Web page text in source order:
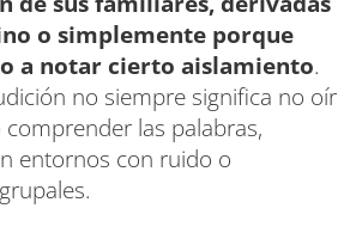
o simplemente porque
a notar cierto aislamiento.
no siempre significa no oír
las palabras,
entornos con ruido o